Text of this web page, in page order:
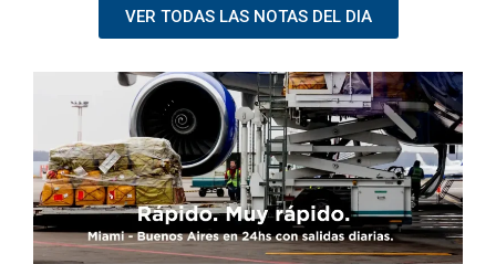
VER TODAS LAS NOTAS DEL DIA